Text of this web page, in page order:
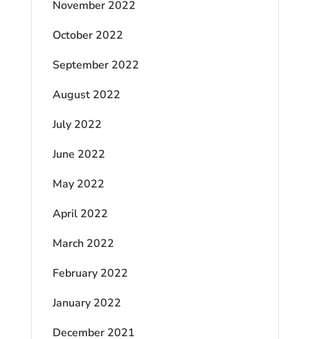
November 2022
October 2022
September 2022
August 2022
July 2022
June 2022
May 2022
April 2022
March 2022
February 2022
January 2022
December 2021